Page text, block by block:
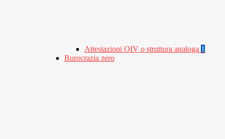
Attestazioni OIV o struttura analoga 1
Burocrazia zero